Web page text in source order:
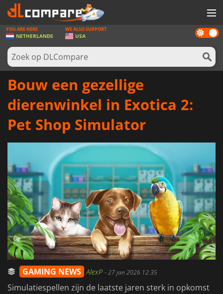
SPELLEN
GAME CARDS
SOFTWARE
LOG IN OF REGISTREER
Dark
mode
YOU ARE HERE
NETHERLANDS
WE ALSO SUPPORT
USA
Bouw een gezellige
dierenwinkel in Exotica 2:
Pet Shop Simulator
GAMING NEWS AlexP -27 jan 2026 12:35
Simulatiespellen zijn de laatste jaren sterk in opkomst